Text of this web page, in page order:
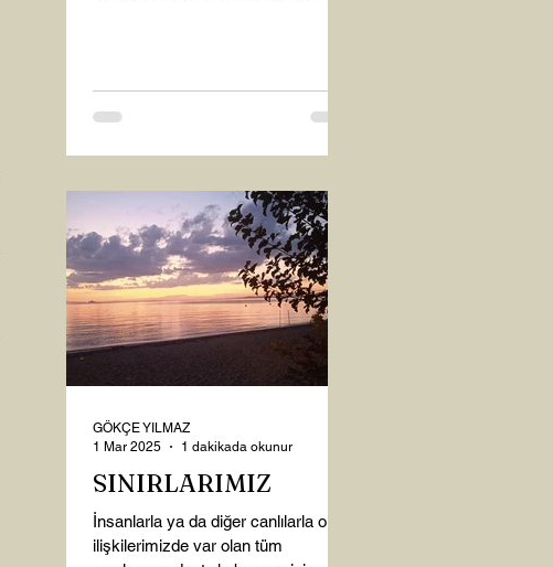
SINIRLARIMIZ
İnsanlarla ya da diğer canlılarla olan
ilişkilerimizde var olan tüm
GÖKÇE YILMAZ
1 Mar 2025
1 dakikada okunur